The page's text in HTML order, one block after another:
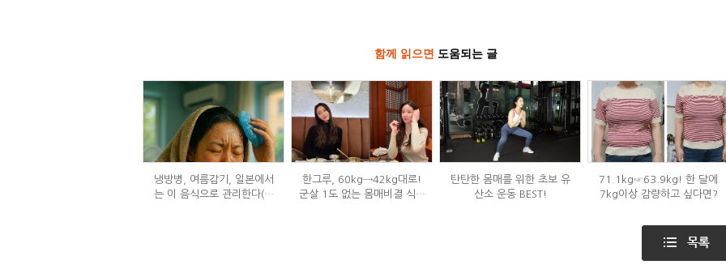
함께 읽으면 도움되는 글
냉방병, 여름감기, 일본에서
는 이 음식으로 관리한다(생
한그루, 60kg→42kg대로!
군살 1도 없는 몸매비결 식단
탄탄한 몸매를 위한 초보 유
산소 운동 BEST!
71.1kg☞63.9kg! 한 달에
7kg이상 감량하고 싶다면?